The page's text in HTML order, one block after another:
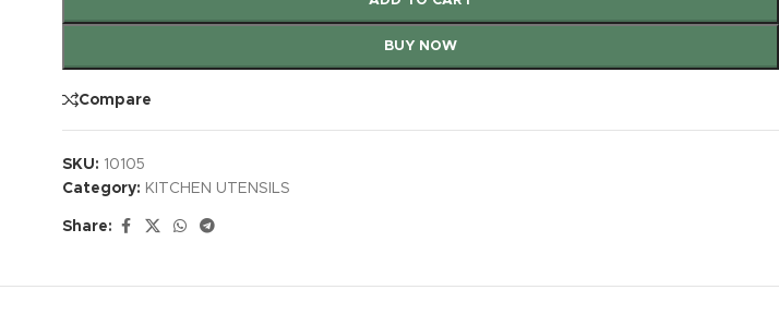
BUY NOW
Compare
SKU: 10105
Category: KITCHEN UTENSILS
Share: